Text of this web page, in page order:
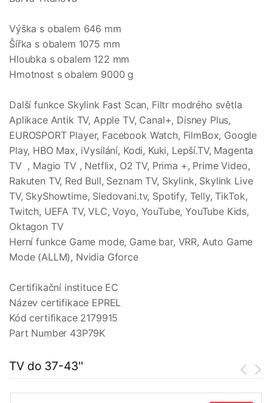
Výška s obalem 646 mm
Šířka s obalem 1075 mm
Hloubka s obalem 122 mm
Hmotnost s obalem 9000 g
Další funkce Skylink Fast Scan, Filtr modrého světla
Aplikace Antik TV, Apple TV, Canal+, Disney Plus,
EUROSPORT Player, Facebook Watch, FilmBox, Google
Play, HBO Max, iVysílání, Kodi, Kuki, Lepší.TV, Magenta
TV , Magio TV , Netflix, O2 TV, Prima +, Prime Video,
Rakuten TV, Red Bull, Seznam TV, Skylink, Skylink Live
TV, SkyShowtime, Sledovani.tv, Spotify, Telly, TikTok,
Twitch, UEFA TV, VLC, Voyo, YouTube, YouTube Kids,
Oktagon TV
Herní funkce Game mode, Game bar, VRR, Auto Game
Mode (ALLM), Nvidia Gforce
Certifikační instituce EC
Název certifikace EPREL
Kód certifikace 2179915
Part Number 43P79K
TV do 37-43''